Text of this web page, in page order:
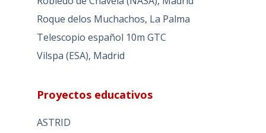
Roque delos Muchachos, La Palma
Telescopio español 10m GTC
Vilspa (ESA), Madrid
Proyectos educativos
ASTRID